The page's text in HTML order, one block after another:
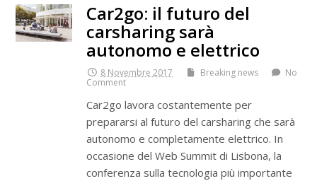
Car2go: il futuro del
carsharing sarà
autonomo e elettrico
8 Novembre 2017 Breaking news
No
Comment
Car2go lavora costantemente per
prepararsi al futuro del carsharing che sarà
autonomo e completamente elettrico. In
occasione del Web Summit di Lisbona, la
conferenza sulla tecnologia più importante